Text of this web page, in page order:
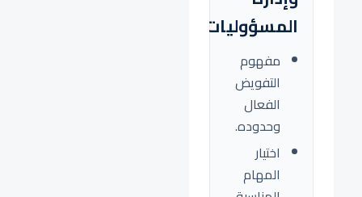
المسؤوليات
مفهوم
التفويض
الفعال
وحدوده.
اختيار
المهام